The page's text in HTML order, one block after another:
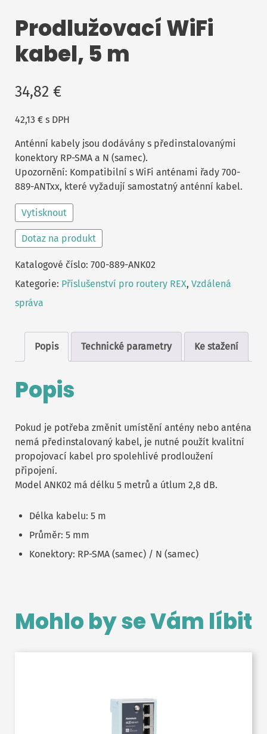
Prodlužovací WiFi
kabel, 5 m
34,82 €
42,13 € s DPH
Anténní kabely jsou dodávány s předinstalovanými
konektory RP-SMA a N (samec).
Upozornění: Kompatibilní s WiFi anténami řady 700-
889-ANTxx, které vyžadují samostatný anténní kabel.
Vytisknout
Dotaz na produkt
Katalogové číslo: 700-889-ANK02
Kategorie: Příslušenství pro routery REX, Vzdálená
správa
Popis Technické parametry Ke stažení
Popis
Pokud je potřeba změnit umístění antény nebo anténa
nemá předinstalovaný kabel, je nutné použít kvalitní
propojovací kabel pro spolehlivé prodloužení
připojení.
Model ANK02 má délku 5 metrů a útlum 2,8 dB.
Délka kabelu: 5 m
Průměr: 5 mm
Konektory: RP-SMA (samec) / N (samec)
Mohlo by se Vám líbit